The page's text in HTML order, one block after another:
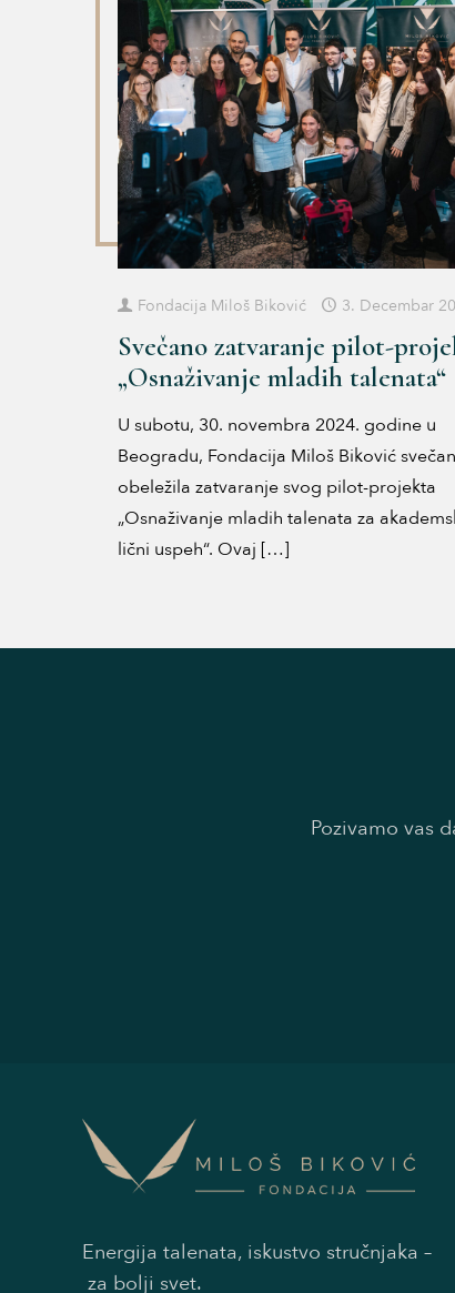
Fondacija Miloš Biković 3. Decembar
Svečano zatvaranje pilot-
„Osnaživanje mladih talenata“
U subotu, 30. novembra 2024. godine u
Beogradu, Fondacija Miloš Biković
obeležila zatvaranje svog pilot-projekta
„Osnaživanje mladih talenata za
lični uspeh“. Ovaj […]
Pozivamo vas
Energija talenata, iskustvo stručnjaka –
za bolji svet.